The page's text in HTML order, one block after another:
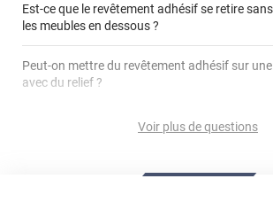
"Peut-
Est-ce que le revêtement adhésif se retire
les meubles en dessous ?
Utiliser une solution de dépose pour
Peut-on mettre du revêtement adhésif sur
avec du relief ?
Peut-on mettre du revêtement adhésif sur du
Comment poser du revêtement adhésif dans
Voir plus de questions